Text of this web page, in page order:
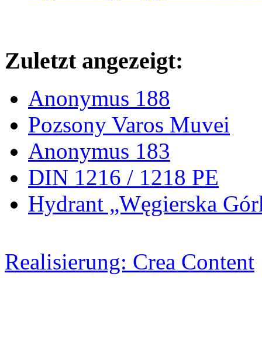
Zuletzt angezeigt:
Anonymus 188
Pozsony Varos Muvei
Anonymus 183
DIN 1216 / 1218 PE
Hydrant „Węgierska
Realisierung: Crea Content